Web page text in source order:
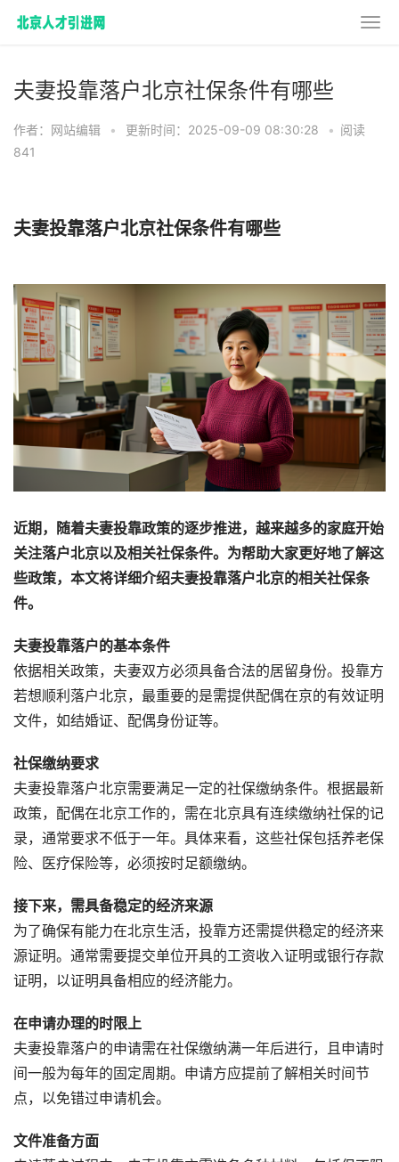
夫妻投靠落户北京社保条件有哪些
作者：网站编辑 • 更新时间：2025-09-09 08:30:28 • 阅读
841
夫妻投靠落户北京社保条件有哪些
近期，随着夫妻投靠政策的逐步推进，越来越多的家庭开始
关注落户北京以及相关社保条件。为帮助大家更好地了解这
些政策，本文将详细介绍夫妻投靠落户北京的相关社保条
件。
夫妻投靠落户的基本条件
依据相关政策，夫妻双方必须具备合法的居留身份。投靠方
若想顺利落户北京，最重要的是需提供配偶在京的有效证明
文件，如结婚证、配偶身份证等。
社保缴纳要求
夫妻投靠落户北京需要满足一定的社保缴纳条件。根据最新
政策，配偶在北京工作的，需在北京具有连续缴纳社保的记
录，通常要求不低于一年。具体来看，这些社保包括养老保
险、医疗保险等，必须按时足额缴纳。
接下来，需具备稳定的经济来源
为了确保有能力在北京生活，投靠方还需提供稳定的经济来
源证明。通常需要提交单位开具的工资收入证明或银行存款
证明，以证明具备相应的经济能力。
在申请办理的时限上
夫妻投靠落户的申请需在社保缴纳满一年后进行，且申请时
间一般为每年的固定周期。申请方应提前了解相关时间节
点，以免错过申请机会。
文件准备方面